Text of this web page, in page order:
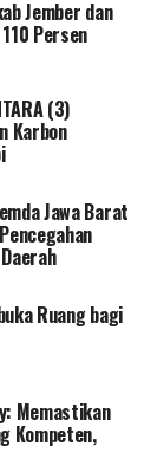
dimiliki
diri sendiri
sangat
bisa
ke
agar semakin
semakin
mengurus
datang dan
Jember dan
Persen
(3)
Karbon
Jawa Barat
Ruang bagi
Memastikan
Kompeten,